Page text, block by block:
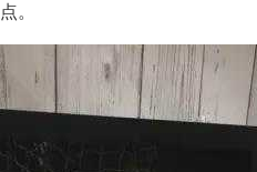
。